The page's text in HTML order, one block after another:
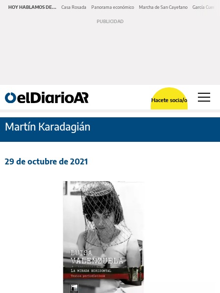
HOY HABLAMOS DE... Casa Rosada Panorama económico Marcha de San Cayetano García Cuerva
Hacete socia/o
Martín Karadagián
29 de octubre de 2021